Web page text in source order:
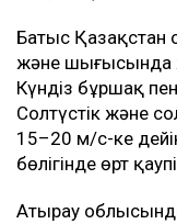
Батыс Қазақстан
және шығысында
Күндіз бұршақ
Солтүстік және
15–20 м/с-ке
бөлігінде өрт
Атырау